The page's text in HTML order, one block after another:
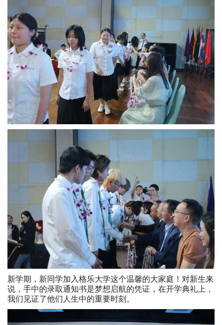
新学期，新同学加入格乐大学这个温馨的大家庭！对新生来
说，手中的录取通知书是梦想启航的凭证，在开学典礼上，
我们见证了他们人生中的重要时刻。